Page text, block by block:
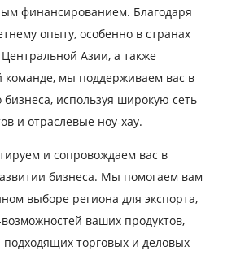
финансированием. Благодаря
опыту, особенно в странах
Азии, а также
команде, мы поддерживаем вас в
используя широкую сеть
и отраслевые ноу-хау.
и сопровождаем вас в
бизнеса. Мы помогаем вам
выборе региона для экспорта,
ваших продуктов,
торговых и деловых